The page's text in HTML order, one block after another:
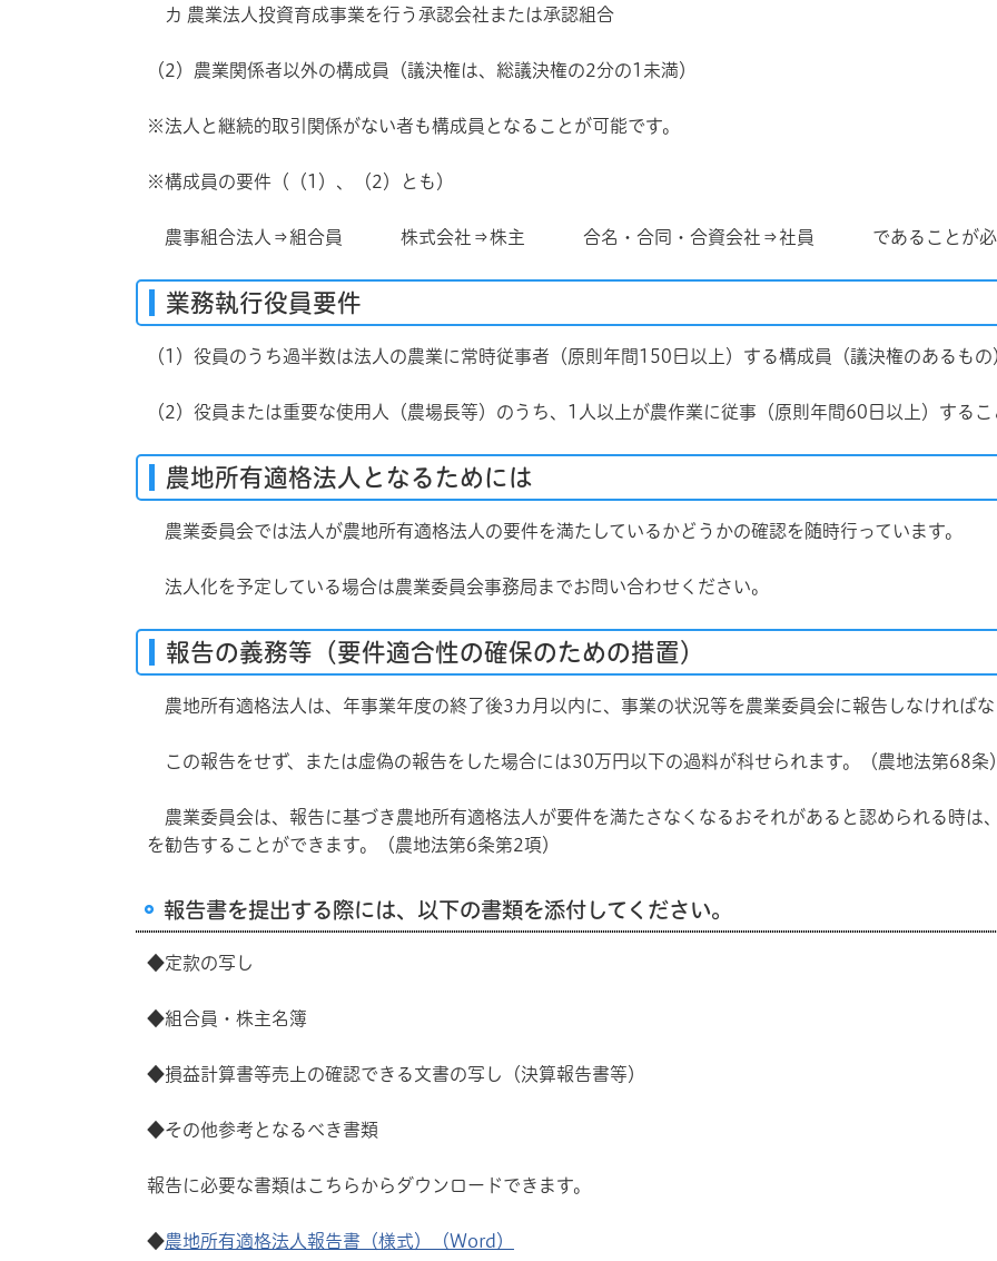
カ 農業法人投資育成事業を行う承認会社または承認組合
（2）農業関係者以外の構成員（議決権は、総議決権の2分の1未満）
※法人と継続的取引関係がない者も構成員となることが可能です。
※構成員の要件（（1）、（2）とも）
農事組合法人⇒組合員 株式会社⇒株主 合名・合同・合資会社⇒社員 であることが必
業務執行役員要件
（1）役員のうち過半数は法人の農業に常時従事者（原則年間150日以上）する構成員（議決権のあるも
（2）役員または重要な使用人（農場長等）のうち、1人以上が農作業に従事（原則年間60日以上）するこ
農地所有適格法人となるためには
農業委員会では法人が農地所有適格法人の要件を満たしているかどうかの確認を随時行っています。
法人化を予定している場合は農業委員会事務局までお問い合わせください。
報告の義務等（要件適合性の確保のための措置）
農地所有適格法人は、年事業年度の終了後3カ月以内に、事業の状況等を農業委員会に報告しなけれ
この報告をせず、または虚偽の報告をした場合には30万円以下の過料が科せられます。（農地法第68
農業委員会は、報告に基づき農地所有適格法人が要件を満たさなくなるおそれがあると認められる時は
を勧告することができます。（農地法第6条第2項）
報告書を提出する際には、以下の書類を添付してください。
◆定款の写し
◆組合員・株主名簿
◆損益計算書等売上の確認できる文書の写し（決算報告書等）
◆その他参考となるべき書類
報告に必要な書類はこちらからダウンロードできます。
◆農地所有適格法人報告書（様式）（Word）